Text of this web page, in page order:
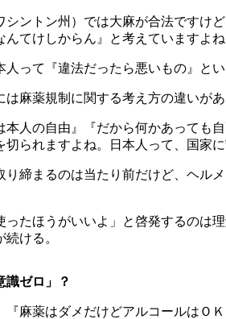
シントン州）では大麻が合法です
てけしからん』と考えていますよね
って『違法だったら悪いもの』と
麻薬規制に関する考え方の違いがあ
本人の自由』『だから何かあって
られますよね。日本人って、国家
り締まるのは当たり前だけど、ヘ
たほうがいいよ」と啓発するのは
ける。
識ゼロ」？
『麻薬はダメだけどアルコールは